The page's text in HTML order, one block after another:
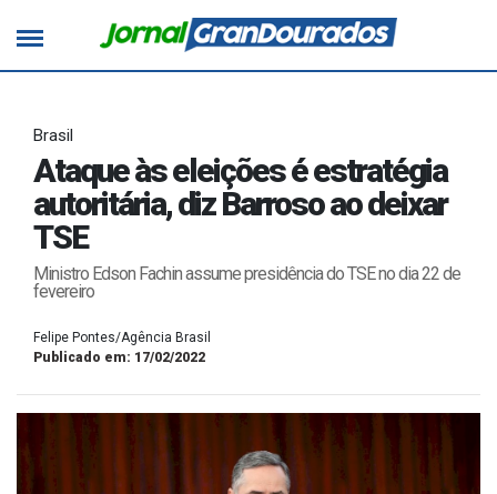
Brasil
Ataque às eleições é estratégia
autoritária, diz Barroso ao deixar
TSE
Ministro Edson Fachin assume presidência do TSE no dia 22 de
fevereiro
Felipe Pontes/Agência Brasil
Publicado em: 17/02/2022